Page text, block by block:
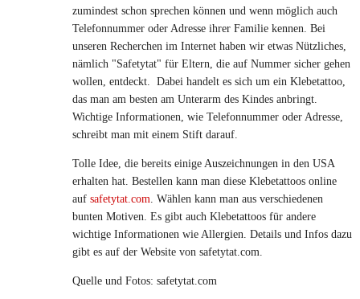
zumindest schon sprechen können und wenn möglich auch
Telefonnummer oder Adresse ihrer Familie kennen. Bei
unseren Recherchen im Internet haben wir etwas Nützliches,
nämlich "Safetytat" für Eltern, die auf Nummer sicher gehen
wollen, entdeckt. Dabei handelt es sich um ein Klebetattoo,
das man am besten am Unterarm des Kindes anbringt.
Wichtige Informationen, wie Telefonnummer oder Adresse,
schreibt man mit einem Stift darauf.
Tolle Idee, die bereits einige Auszeichnungen in den USA
erhalten hat. Bestellen kann man diese Klebetattoos online
auf safetytat.com . Wählen kann man aus verschiedenen
bunten Motiven. Es gibt auch Klebetattoos für andere
wichtige Informationen wie Allergien. Details und Infos dazu
gibt es auf der Website von safetytat.com.
Quelle und Fotos: safetytat.com